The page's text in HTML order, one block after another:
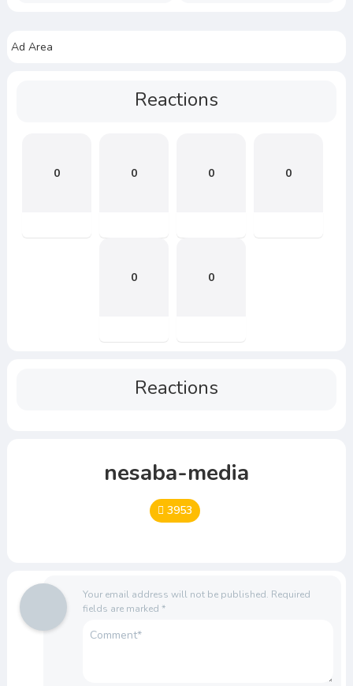
Ad Area
Reactions
0 0 0 0
0 0
Reactions
nesaba-media
3953
Your email address will not be published. Required
fields are marked *